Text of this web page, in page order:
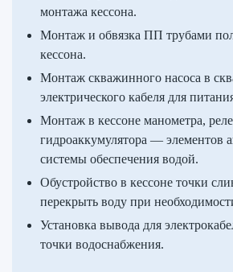
монтажа кессона.
Монтаж и обвязка ПП трубами
кессона.
Монтаж скважинного насоса в
электрического кабеля для
Монтаж в кессоне манометра,
гидроаккумулятора — элементов
системы обеспечения водой.
Обустройство в кессоне точки
перекрыть воду при
Установка вывода для
точки водоснабжения.